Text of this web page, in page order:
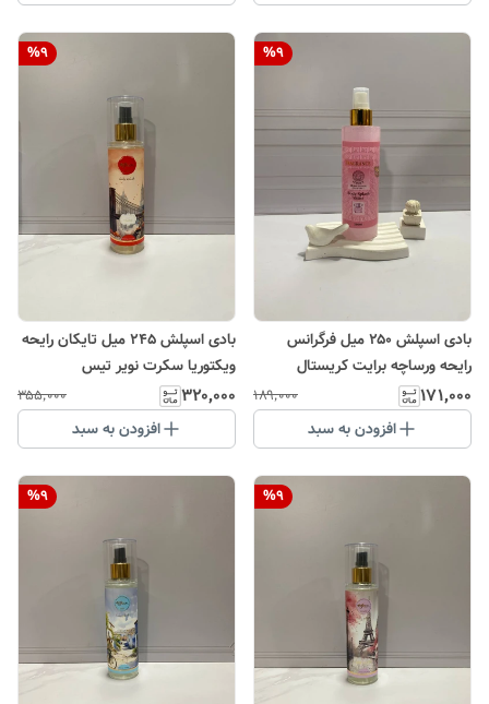
%9
بادی اسپلش ۲۵۰ میل فرگرانس
رایحه ورساچه برایت کریستال
۱۷۱٬۰۰۰ ۱۸۹٬۰۰۰
افزودن به سبد
%9
بادی اسپلش ۲۴۵ میل تایکان رایحه
ویکتوریا سکرت نویر تیس
۳۲۰٬۰۰۰ ۳۵۵٬۰۰۰
افزودن به سبد
%9
%9